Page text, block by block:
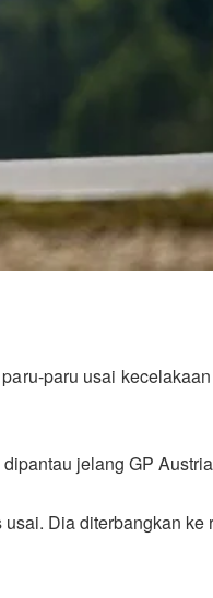
paru usai
jelang GP
Dia diterbangkan